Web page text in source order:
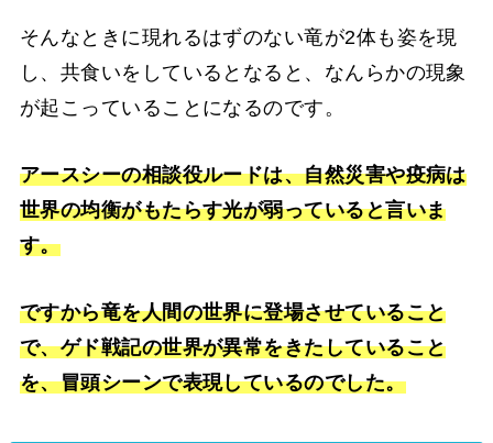
そんなときに現れるはずのない竜が2体も姿を現
し、共食いをしているとなると、なんらかの現象
が起こっていることになるのです。
アースシーの相談役ルードは、自然災害や疫病は
世界の均衡がもたらす光が弱っていると言いま
す。
ですから竜を人間の世界に登場させていること
で、ゲド戦記の世界が異常をきたしていること
を、冒頭シーンで表現しているのでした。